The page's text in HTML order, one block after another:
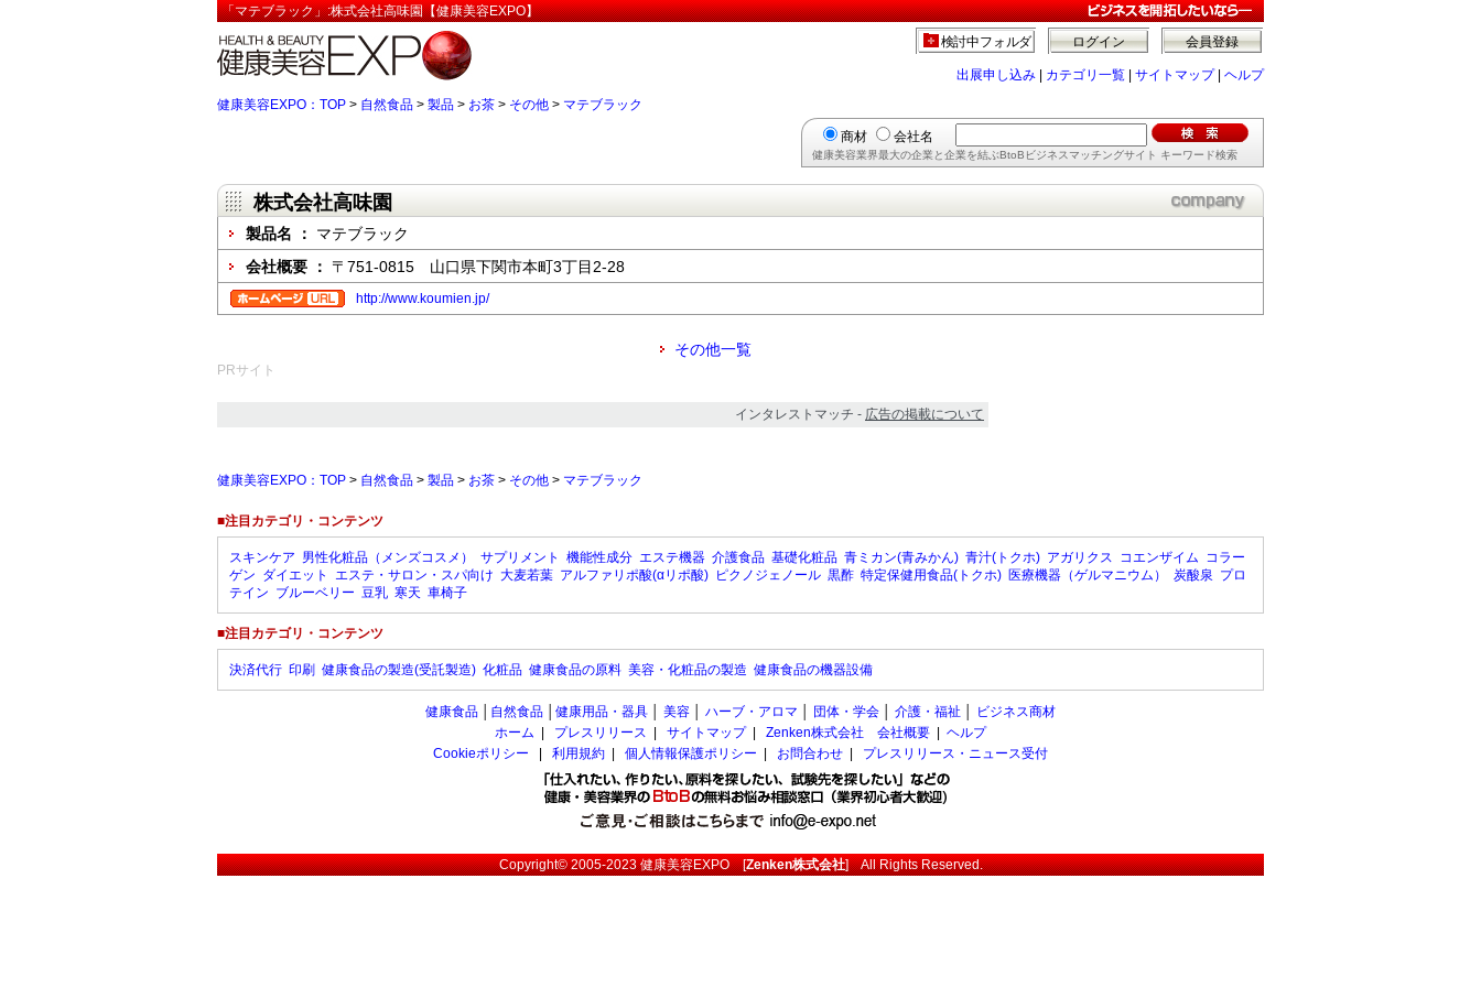
「マテブラック」:株式会社高味園【健康美容EXPO】
会員登録
ログイン
検討中フォルダ
出展申し込み カテゴリ一覧 サイトマップ| ヘルプ
健康美容EXPO：TOP > 自然食品 > 製品 > お茶 > その他 > マテブラック
商材 会社名
健康美容業界最大の企業と企業を結ぶBtoBビジネスマッチングサイト キーワード検索
株式会社高味園
製品名 ： マテブラック
会社概要 ： 〒751-0815 山口県下関市本町3丁目2-28
http://www.koumien.jp/
その他一覧
PRサイト
インタレストマッチ - 広告の掲載について
健康美容EXPO：TOP > 自然食品 > 製品 > お茶 > その他 > マテブラック
■注目カテゴリ・コンテンツ
スキンケア 男性化粧品（メンズコスメ） サプリメント 機能性成分 エステ機器 介護食品 基礎化粧品 青ミカン(青みかん) 青汁(トクホ) アガリクス コエンザイム コラー
ゲン ダイエット エステ・サロン・スパ向け 大麦若葉 アルファリポ酸(αリポ酸) ピクノジェノール 黒酢 特定保健用食品(トクホ) 医療機器（ゲルマニウム） 炭酸泉 プロ
テイン ブルーベリー 豆乳 寒天 車椅子
■注目カテゴリ・コンテンツ
決済代行 印刷 健康食品の製造(受託製造) 化粧品 健康食品の原料 美容・化粧品の製造 健康食品の機器設備
健康食品 自然食品 健康用品・器具 美容 ハーブ・アロマ 団体・学会 介護・福祉
ビジネス商材
ホーム
プレスリリース サイトマップ| Zenken株式会社 会社概要
ヘルプ
Cookieポリシー
利用規約 個人情報保護ポリシー お問合わせ プレスリリース・ニュース受付
Copyright© 2005-2023健康美容EXPO[Zenken株式会社] All Rights Reserved.